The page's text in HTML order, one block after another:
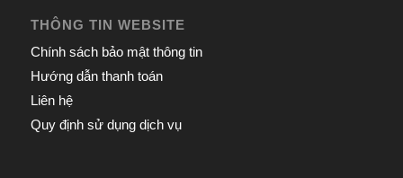
THÔNG TIN WEBSITE
Chính sách bảo mật thông tin
Hướng dẫn thanh toán
Liên hệ
Quy định sử dụng dịch vụ